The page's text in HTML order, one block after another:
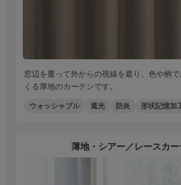
窓辺を覆って外からの視線を遮り、色や柄
くる厚地のカーテンです。
ウォッシャブル 遮光 防炎 形状記憶加
薄地・シアー／レースカ